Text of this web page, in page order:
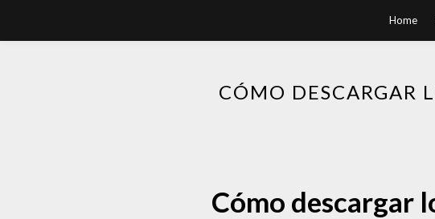
Home
CÓMO DESCARGAR
Cómo descargar